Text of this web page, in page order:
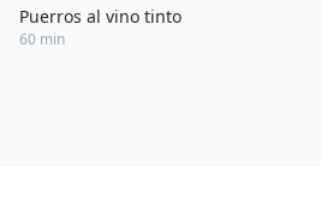
Puerros al vino tinto
60 min